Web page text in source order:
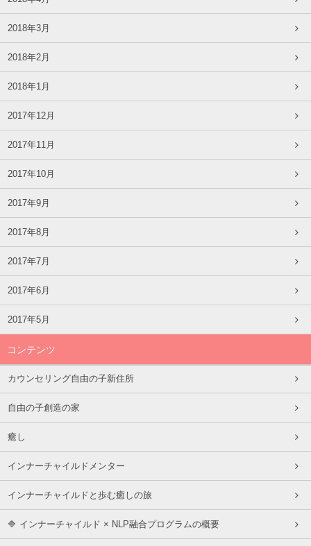
2018年3月
2018年2月
2018年1月
2017年12月
2017年11月
2017年10月
2017年9月
2017年8月
2017年7月
2017年6月
2017年5月
コンテンツ
カウンセリング自由の子新住所
自由の子創造の家
癒し
インナーチャイルドメンター
インナーチャイルドと歩む癒しの旅
🔷 インナーチャイルド × NLP融合プログラムの概要